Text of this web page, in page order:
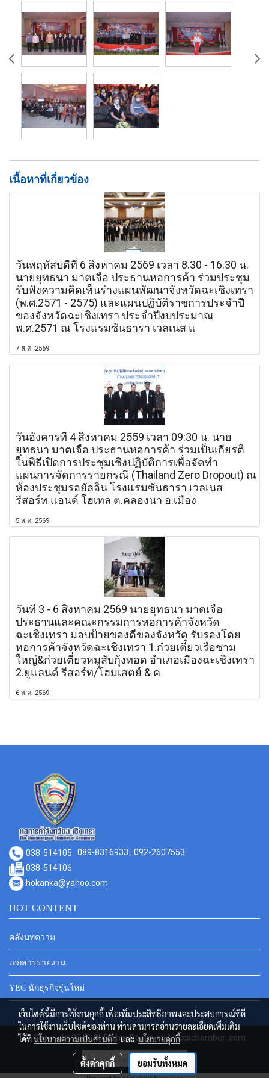
เนื้อหาที่เกี่ยวข้อง
วันพฤหัสบดีที่ 6 สิงหาคม 2569 เวลา 8.30 - 16.30 น.
นายยุทธนา มาตเจือ ประธานหอการค้า ร่วมประชุม
รับฟังความคิดเห็นร่างแผนพัฒนาจังหวัดฉะเชิงเทรา
(พ.ศ.2571 - 2575) และแผนปฏิบัติราชการประจำปี
ของจังหวัดฉะเชิงเทรา ประจำปีงบประมาณ
พ.ศ.2571 ณ โรงแรมซันธารา เวลเนส แ
7 ส.ค. 2569
วันอังคารที่ 4 สิงหาคม 2559 เวลา 09:30 น. นาย
ยุทธนา มาตเจือ ประธานหอการค้า ร่วมเป็นเกียรติ
ในพิธีเปิดการประชุมเชิงปฏิบัติการเพื่อจัดทำ
แผนการจัดการรายกรณี (Thailand Zero Dropout) ณ
ห้องประชุมรอยัลอิน โรงแรมซันธารา เวลเนส
รีสอร์ท แอนด์ โฮเทล ต.คลองนา อ.เมือง
5 ส.ค. 2569
วันที่ 3 - 6 สิงหาคม 2569 นายยุทธนา มาตเจือ
ประธานและคณะกรรมการหอการค้าจังหวัด
ฉะเชิงเทรา มอบป้ายของดีของจังหวัด รับรองโดย
หอการค้าจังหวัดฉะเชิงเทรา 1.ก๋วยเตี๋ยวเรือชาม
ใหญ่&ก๋วยเตี๋ยวหมูสับกุ้งทอด อำเภอเมืองฉะเชิงเทรา
2.ยูแลนด์ รีสอร์ท/โฮมเสตย์ & ค
6 ส.ค. 2569
038-514105 089-8316933 , 092-2607553
038-514106
hokanka@yahoo.com
HOT CONTENT
คลังบทความ
เอกสารรายงาน
YEC นักธุรกิจรุ่นใหม่
© Copyright 2018 All Rights Reserved by ccschamber .com
ผู้เข้าชมวันนี้ 254
เว็บไซต์นี้มีการใช้งานคุกกี้ เพื่อเพิ่มประสิทธิภาพและประสบการณ์ที่ดี
ในการใช้งานเว็บไซต์ของท่าน ท่านสามารถอ่านรายละเอียดเพิ่มเติม
ได้ที่นโยบายความเป็นส่วนตัวและนโยบายคุกกี้
ตั้งค่าคุกกี้ ยอมรับทั้งหมด